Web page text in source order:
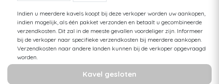
Indien u meerdere kavels koopt bij deze verkoper worden uw aankopen,
indien mogelijk, als één pakket verzonden en betaalt u gecombineerde
verzendkosten. Dit zal in de meeste gevallen voordeliger zijn. Informeer
bij de verkoper naar specifieke verzendkosten bij meerdere aankopen.
Verzendkosten naar andere landen kunnen bij de verkoper opgevraagd
worden.
Kavel gesloten